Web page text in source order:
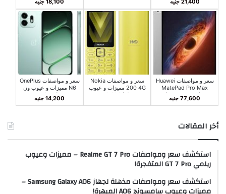
21,400 جنيه 18,100 جنيه
سعر و مواصفات Huawei
MatePad Pro Max
مميزات و عيوب هواوي
MatePad Pro Max
77,600 جنيه
سعر و مواصفات Nokia
200 4G مميزات و عيوب
نوكيا 200 4G
سعر و مواصفات OnePlus
N6 مميزات و عيوب ون
بلس N6
14,200 جنيه
أخر المقالات
استكشف سعر ومواصفات Realme GT 7 Pro – مميزات وعيوب
ريلمي GT 7 Pro المتفجرة!
استكشف سعر ومواصفات مذهلة لجهاز Samsung Galaxy A06 –